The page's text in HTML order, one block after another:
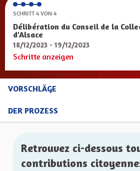
SCHRITT 4 VON 4
Délibération du Conseil de la
d'Alsace
18/12/2023 - 19/12/2023
Schritte anzeigen
VORSCHLÄGE
DER PROZESS
Retrouvez ci-dessous
contributions